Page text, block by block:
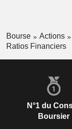
Bourse Actions
Ratios Financiers
N°1 du
Boursier